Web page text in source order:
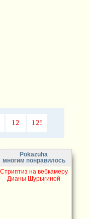
12 12!
Pokazuha
многим понравилось
Стриптиз на вебкамеру
Дианы Шурыгиной